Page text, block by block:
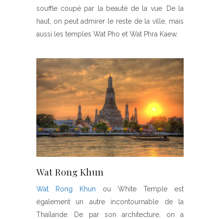
souffle coupé par la beauté de la vue. De la
haut, on peut admirer le reste de la ville, mais
aussi les temples Wat Pho et Wat Phra Kaew.
Wat Rong Khun
Wat Rong Khun ou White Temple est
également un autre incontournable de la
Thaïlande. De par son architecture, on a